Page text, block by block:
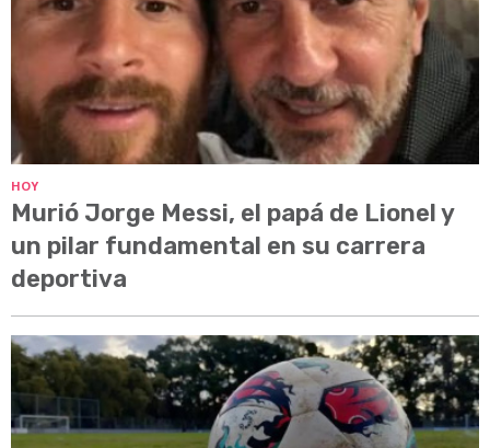
HOY
Murió Jorge Messi, el papá de Lionel y
un pilar fundamental en su carrera
deportiva